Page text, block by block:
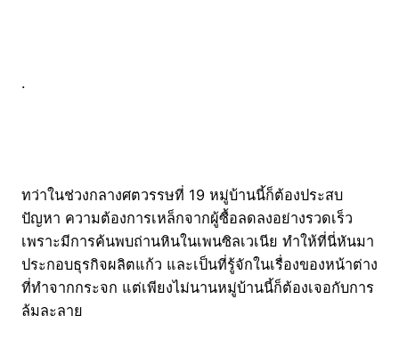
.
ทว่าในช่วงกลางศตวรรษที่ 19 หมู่บ้านนี้ก็ต้องประสบ
ปัญหา ความต้องการเหล็กจากผู้ซื้อลดลงอย่างรวดเร็ว
เพราะมีการค้นพบถ่านหินในเพนซิลเวเนีย ทำให้ที่นี่หันมา
ประกอบธุรกิจผลิตแก้ว และเป็นที่รู้จักในเรื่องของหน้าต่าง
ที่ทำจากกระจก แต่เพียงไม่นานหมู่บ้านนี้ก็ต้องเจอกับการ
ล้มละลาย